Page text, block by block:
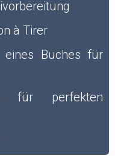
à Tirer
eines Buches für
für perfekten